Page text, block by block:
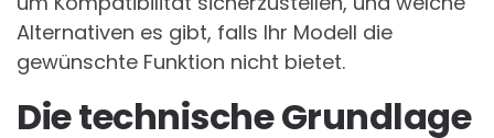
Alternativen es gibt, falls Ihr Modell die
gewünschte Funktion nicht bietet.
Die technische Grundlage